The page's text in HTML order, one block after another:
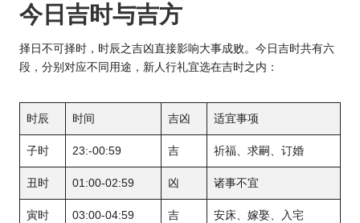
今日吉时与吉方
择日不可择时，时辰之吉凶直接影响大事成败。今日吉时共有六
段，分别对应不同用途，新人行礼宜选在吉时之内：
时辰 时间 吉凶 适宜事项
子时 23:-00:59 吉 祈福、求嗣、订婚
丑时 01:00-02:59 凶 诸事不宜
寅时 03:00-04:59 吉 安床、嫁娶、入宅